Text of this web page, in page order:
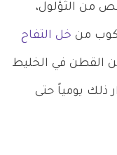
من الثؤلول،
من خل التفاح
القطن في الخليط
ذلك يومياً حتى